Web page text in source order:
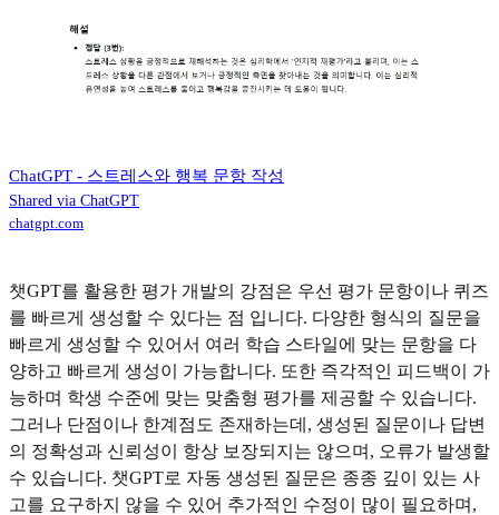
ChatGPT - 스트레스와 행복 문항 작성
Shared via ChatGPT
chatgpt.com
챗GPT를 활용한 평가 개발의 강점은 우선 평가 문항이나 퀴즈
를 빠르게 생성할 수 있다는 점 입니다. 다양한 형식의 질문을
빠르게 생성할 수 있어서 여러 학습 스타일에 맞는 문항을 다
양하고 빠르게 생성이 가능합니다. 또한 즉각적인 피드백이 가
능하며 학생 수준에 맞는 맞춤형 평가를 제공할 수 있습니다.
그러나 단점이나 한계점도 존재하는데, 생성된 질문이나 답변
의 정확성과 신뢰성이 항상 보장되지는 않으며, 오류가 발생할
수 있습니다. 챗GPT로 자동 생성된 질문은 종종 깊이 있는 사
고를 요구하지 않을 수 있어 추가적인 수정이 많이 필요하며,